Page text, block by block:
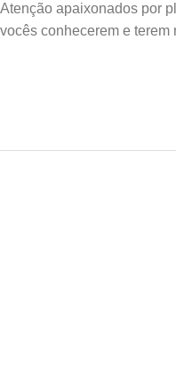
Atenção apaixonados por
vocês conhecerem e terem